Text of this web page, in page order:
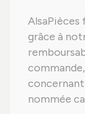
grâce à
nommée